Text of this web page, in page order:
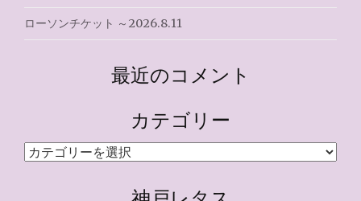
ローソンチケット ～2026.8.11
最近のコメント
カテゴリー
カ